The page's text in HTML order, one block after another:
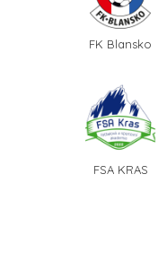
FK Blansko
FSA KRAS